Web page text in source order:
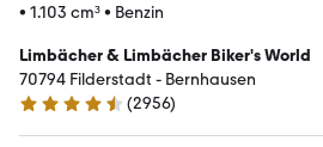
• 1.103 cm³• Benzin
Limbächer & Limbächer Biker's World
70794 Filderstadt - Bernhausen
4.7 Sterne
(2956)